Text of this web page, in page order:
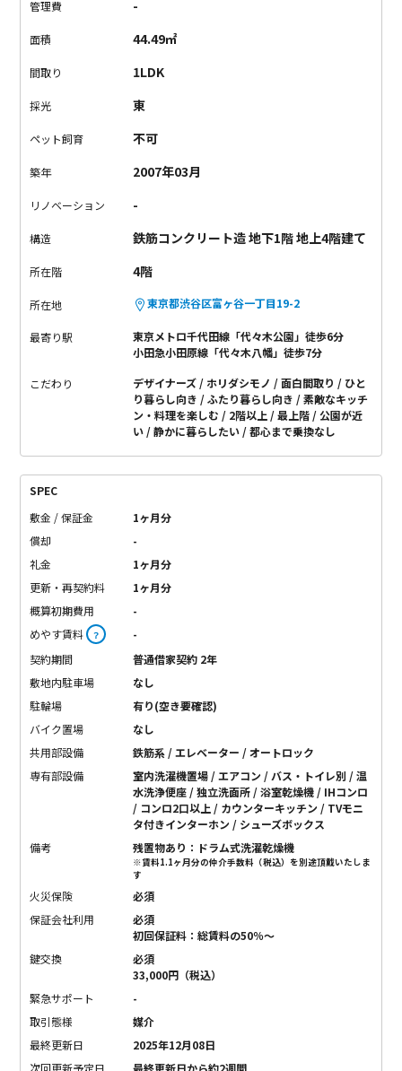
敷いて、大きなベッドを堂々と置きたいですね。
ン至上主義者！
管理費 -
面積 44.49㎡
間取り 1LDK
採光 東
ペット飼育 不可
築年 2007年03月
リノベーション -
構造 鉄筋コンクリート造 地下1階 地上4階建て
所在階 4階
所在地 東京都渋谷区富ヶ谷一丁目19-2
最寄り駅
東京メトロ千代田線「代々木公園」徒歩6分
小田急小田原線「代々木八幡」徒歩7分
こだわり デザイナーズ ホリダシモノ 面白間取り
ひと
り暮らし向き
ふたり暮らし向き
素敵なキッチ
ン・料理を楽しむ
2階以上 最上階
公園が近
い
静かに暮らしたい 都心まで乗換なし
SPEC
敷金 / 保証金
1ヶ月分
償却
-
礼金
1ヶ月分
更新・再契約料
1ヶ月分
概算初期費用
-
めやす賃料 ？
-
契約期間
普通借家契約 2年
敷地内駐車場
なし
駐輪場
有り(空き要確認)
バイク置場
なし
共用部設備
鉄筋系 / エレベーター / オートロック
専有部設備
室内洗濯機置場 / エアコン / バス・トイレ別 / 温
水洗浄便座 / 独立洗面所 / 浴室乾燥機 / IHコンロ
/ コンロ2口以上 / カウンターキッチン / TVモニ
タ付きインターホン / シューズボックス
備考
残置物あり：ドラム式洗濯乾燥機
※賃料1.1ヶ月分の仲介手数料（税込）を別途頂戴いたしま
す
火災保険
必須
保証会社利用
必須
初回保証料：総賃料の50％〜
鍵交換
必須
33,000円（税込）
緊急サポート
-
取引態様
媒介
最終更新日
2025年12月08日